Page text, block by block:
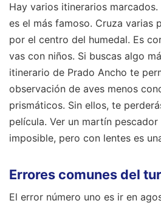
Hay varios itinerarios marcados.
es el más famoso. Cruza varias
por el centro del humedal. Es
vas con niños. Si buscas algo
itinerario de Prado Ancho te
observación de aves menos
prismáticos. Sin ellos, te
película. Ver un martín
imposible, pero con lentes es
Errores comunes del
El error número uno es ir en